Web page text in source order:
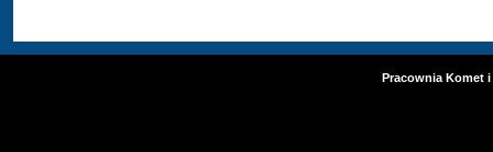
Pracownia Komet